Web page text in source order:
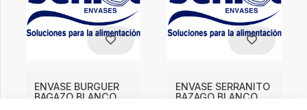
ENVASE BURGUER
BAGAZO BLANCO
ENVASE SERRANITO
BAZAGO BLANCO